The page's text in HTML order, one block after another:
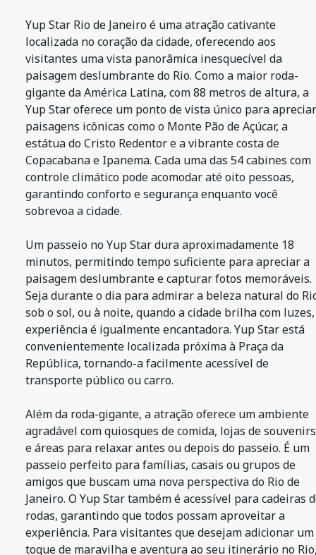
Yup Star Rio de Janeiro é uma atração cativante
localizada no coração da cidade, oferecendo aos
visitantes uma vista panorâmica inesquecível da
paisagem deslumbrante do Rio. Como a maior roda-
gigante da América Latina, com 88 metros de altura, a
Yup Star oferece um ponto de vista único para apreciar
paisagens icônicas como o Monte Pão de Açúcar, a
estátua do Cristo Redentor e a vibrante costa de
Copacabana e Ipanema. Cada uma das 54 cabines com
controle climático pode acomodar até oito pessoas,
garantindo conforto e segurança enquanto você
sobrevoa a cidade.
Um passeio no Yup Star dura aproximadamente 18
minutos, permitindo tempo suficiente para apreciar a
paisagem deslumbrante e capturar fotos memoráveis.
Seja durante o dia para admirar a beleza natural do
sob o sol, ou à noite, quando a cidade brilha com
experiência é igualmente encantadora. Yup Star está
convenientemente localizada próxima à Praça da
República, tornando-a facilmente acessível de
transporte público ou carro.
Além da roda-gigante, a atração oferece um ambiente
agradável com quiosques de comida, lojas de souvenirs
e áreas para relaxar antes ou depois do passeio. É um
passeio perfeito para famílias, casais ou grupos de
amigos que buscam uma nova perspectiva do Rio de
Janeiro. O Yup Star também é acessível para cadeiras
rodas, garantindo que todos possam aproveitar a
experiência. Para visitantes que desejam adicionar um
toque de maravilha e aventura ao seu itinerário no